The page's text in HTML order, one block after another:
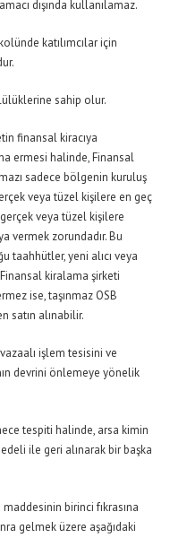
dışında kullanılamaz.
katılımcılar için
sahip olur.
finansal kiracıya
ermesi halinde, Finansal
sadece bölgenin kuruluş
veya tüzel kişilere en geç
veya tüzel kişilere
vermek zorundadır. Bu
taahhütler, yeni alıcı veya
kiralama şirketi
ise, taşınmaz OSB
satın alınabilir.
işlem tesisini ve
devrini önlemeye yönelik
tespiti halinde, arsa kimin
ile geri alınarak bir başka
birinci fıkrasına
gelmek üzere aşağıdaki